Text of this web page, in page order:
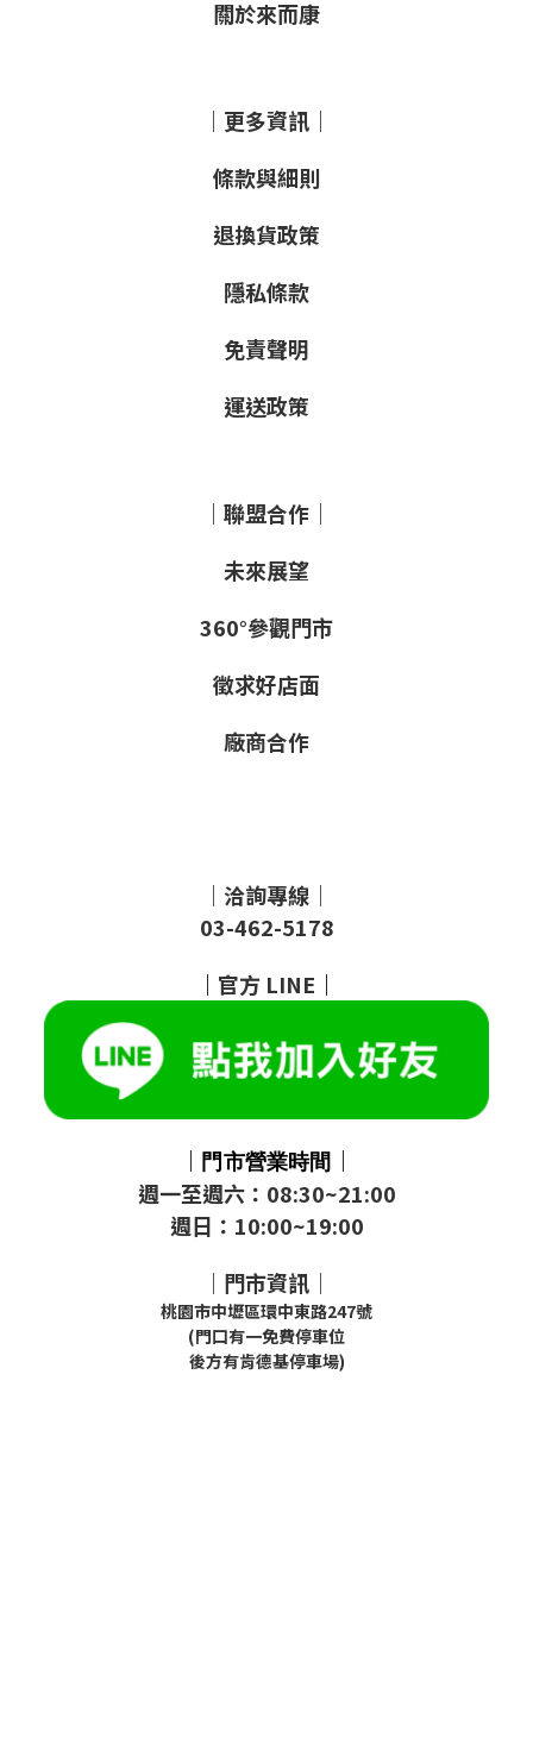
關於來而康
｜更多資訊｜
條款與細則
退換貨政策
隱私條款
免責聲明
運送政策
｜聯盟合作｜
未來展望
360°參觀門市
徵求好店面
廠商合作
｜洽詢專線｜
03-462-5178
｜ 官方 LINE ｜
｜ 門市營業時間 ｜
週一至週六：08:30~21:00
週日：10:00~19:00
｜門市資訊｜
桃園市中壢區環中東路247號
(門口有一免費停車位
後方有肯德基停車場)